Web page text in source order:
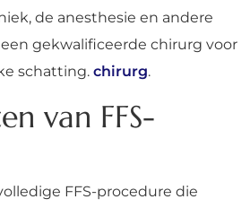
de anesthesie en andere
gekwalificeerde chirurg voor
schatting. chirurg.
van FFS-
FFS-procedure die